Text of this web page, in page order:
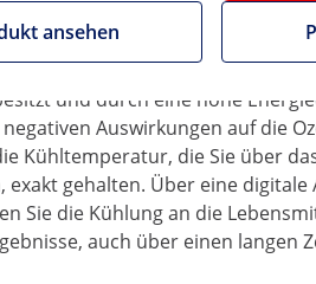
ansehen
Der verwendete
dadurch optimal für
wird mithilfe des Kältemittels
und durch eine hohe
Auswirkungen auf die
Kühltemperatur, die Sie über
gehalten. Über eine
Sie die Kühlung an die
auch über einen langen